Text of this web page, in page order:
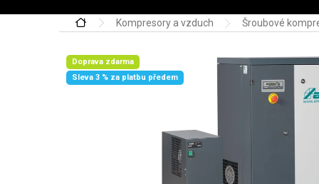
Domů Kompresory a vzduch Šroubové
Doprava zdarma
Sleva 3 % za platbu předem